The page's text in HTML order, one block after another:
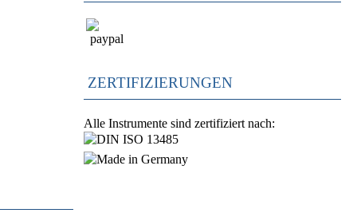
ZERTIFIZIERUNGEN
Alle Instrumente sind zertifiziert nach: